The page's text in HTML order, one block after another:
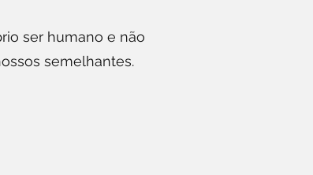
ser humano e não
semelhantes.